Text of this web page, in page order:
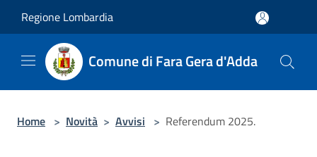
Regione Lombardia
Comune di Fara Gera d'Adda
Home > Novità > Avvisi > Referendum 2025.